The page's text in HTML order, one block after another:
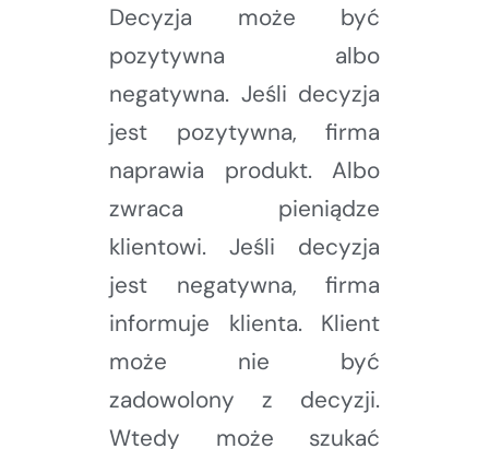
Decyzja może być
pozytywna albo
negatywna. Jeśli decyzja
jest pozytywna, firma
naprawia produkt. Albo
zwraca pieniądze
klientowi. Jeśli decyzja
jest negatywna, firma
informuje klienta. Klient
może nie być
zadowolony z decyzji.
Wtedy może szukać